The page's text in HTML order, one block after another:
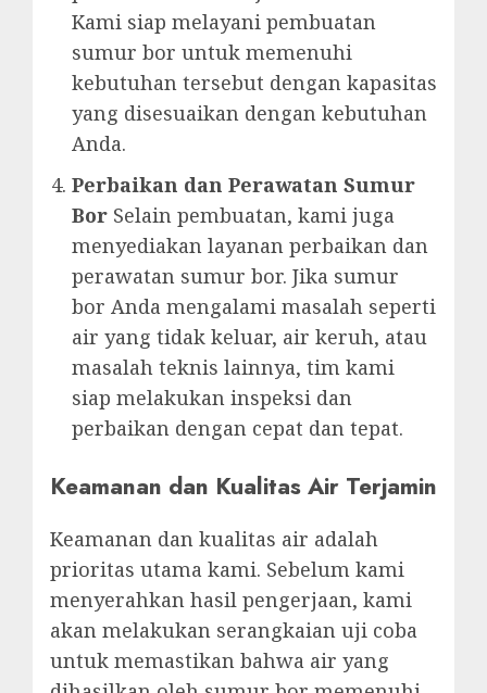
Kami siap melayani pembuatan
sumur bor untuk memenuhi
kebutuhan tersebut dengan kapasitas
yang disesuaikan dengan kebutuhan
Anda.
Perbaikan dan Perawatan Sumur
Bor Selain pembuatan, kami juga
menyediakan layanan perbaikan dan
perawatan sumur bor. Jika sumur
bor Anda mengalami masalah seperti
air yang tidak keluar, air keruh, atau
masalah teknis lainnya, tim kami
siap melakukan inspeksi dan
perbaikan dengan cepat dan tepat.
Keamanan dan Kualitas Air Terjamin
Keamanan dan kualitas air adalah
prioritas utama kami. Sebelum kami
menyerahkan hasil pengerjaan, kami
akan melakukan serangkaian uji coba
untuk memastikan bahwa air yang